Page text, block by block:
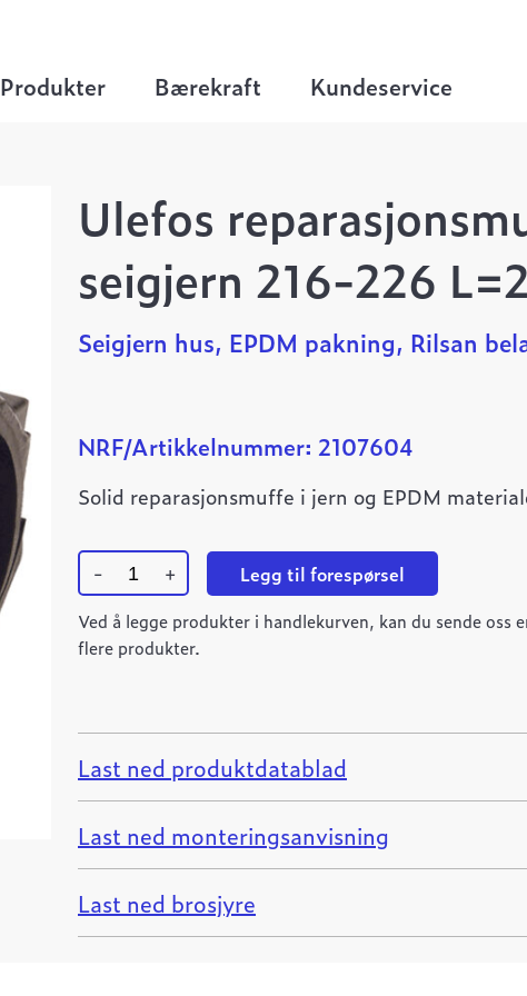
Produkter Bærekraft Kundeservice
Ulefos
seigjern 216-226
Seigjern hus, EPDM pakning, Rilsan
NRF/Artikkelnummer: 2107604
Solid reparasjonsmuffe i jern og EPDM
-
Ulefos
reparasjonsmuffe
seigjern
216-
+ Legg til forespørsel
Ved å legge produkter i handlekurven, kan du sende oss
flere produkter.
Last ned produktdatablad
Last ned monteringsanvisning
Last ned brosjyre